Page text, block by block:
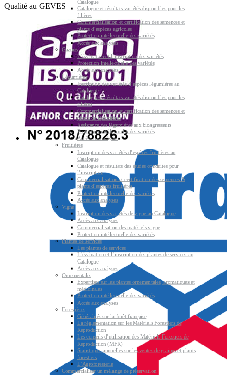
Qualité au GEVES
Catalogue
Catalogue et résultats variétés disponibles pour les
filières
Commercialisation et certification des semences et
plants d’espèces agricoles
Protection intellectuelle des variétés
Accès aux analyses
Gazons
L’évaluation et l’inscription des variétés
Protection intellectuelle des variétés
Accès aux analyses
Légumières
Inscription des variétés d’espèces légumières au
Catalogue
Catalogue et résultats variétés disponibles pour les
filières
Commercialisation et certification des semences et
plants de légumières
Résistance des légumières aux bioagresseurs
Protection intellectuelle des variétés
Accès aux analyses
Fruitières
Inscription des variétés d’espèces fruitières au
Catalogue
Catalogue et résultats des études conduites pour
l’inscription
Commercialisation et certification des semences &
plants d’espèces fruitières
Protection intellectuelle des variétés
Accès aux analyses
Vigne
Inscription des variétés de vigne au Catalogue
Accès aux analyses
Commercialisation des matériels vigne
Protection intellectuelle des variétés
Plantes de services
Les plantes de services
L’évaluation et l’inscription des plantes de services au
Catalogue
Accès aux analyses
Ornementales
Expertises sur les plantes ornementales, aromatiques et
médicinales
Protection intellectuelle des variétés
Accès aux analyses
Forestières
Généralités sur la forêt française
La réglementation sur les Matériels Forestiers de
Reproduction
Les conseils d’utilisation des Matériels Forestiers de
Reproduction (MFR)
Statistiques annuelles sur les ventes de graines et plants
forestiers
L’Agroforesterie
Commercialiser un mélange de préservation